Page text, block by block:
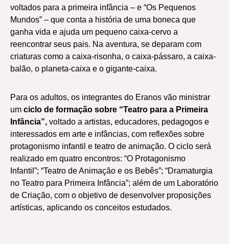
voltados para a primeira infância – e “Os Pequenos
Mundos” – que conta a história de uma boneca que
ganha vida e ajuda um pequeno caixa-cervo a
reencontrar seus pais. Na aventura, se deparam com
criaturas como a caixa-risonha, o caixa-pássaro, a caixa-
balão, o planeta-caixa e o gigante-caixa.
Para os adultos, os integrantes do Eranos vão ministrar
um ciclo de formação sobre “Teatro para a Primeira
Infância”, voltado a artistas, educadores, pedagogos e
interessados em arte e infâncias, com reflexões sobre
protagonismo infantil e teatro de animação. O ciclo será
realizado em quatro encontros: “O Protagonismo
Infantil”; “Teatro de Animação e os Bebês”; “Dramaturgia
no Teatro para Primeira Infância”; além de um Laboratório
de Criação, com o objetivo de desenvolver proposições
artísticas, aplicando os conceitos estudados.